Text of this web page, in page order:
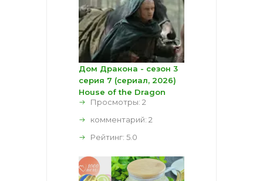
Дом Дракона - сезон 3
серия 7 (сериал, 2026)
House of the Dragon
Просмотры: 2
комментарий: 2
Рейтинг: 5.0